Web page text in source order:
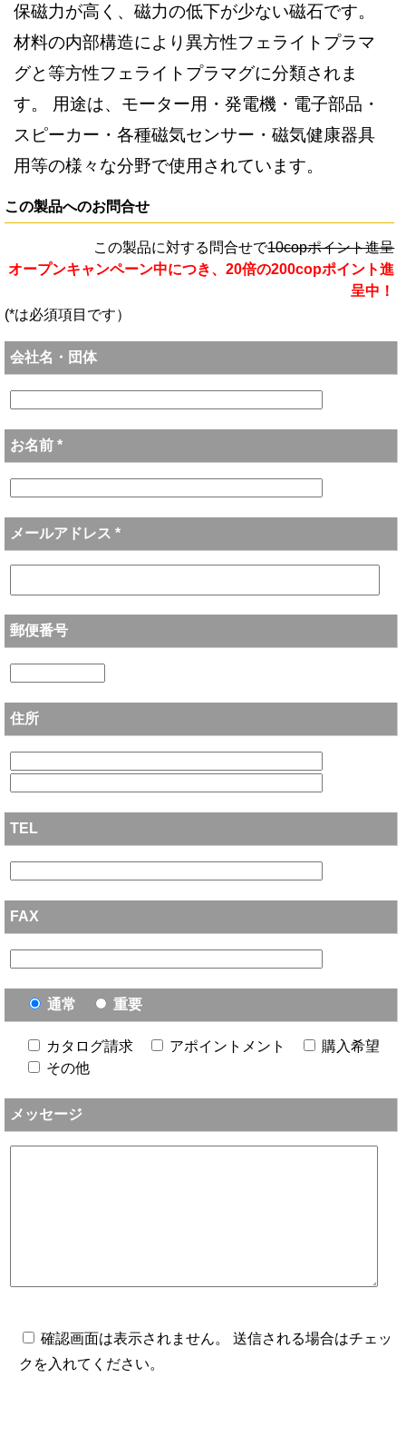
保磁力が高く、磁力の低下が少ない磁石です。
材料の内部構造により異方性フェライトプラマ
グと等方性フェライトプラマグに分類されま
す。 用途は、モーター用・発電機・電子部品・
スピーカー・各種磁気センサー・磁気健康器具
用等の様々な分野で使用されています。
この製品へのお問合せ
この製品に対する問合せで10copポイント進呈
オープンキャンペーン中につき、20倍の200copポイント進
呈中！
(*は必須項目です）
会社名・団体
お名前 *
メールアドレス *
郵便番号
住所
TEL
FAX
通常 重要
カタログ請求 アポイントメント
購入希望
その他
メッセージ
確認画面は表示されません。 送信される場合はチェッ
クを入れてください。